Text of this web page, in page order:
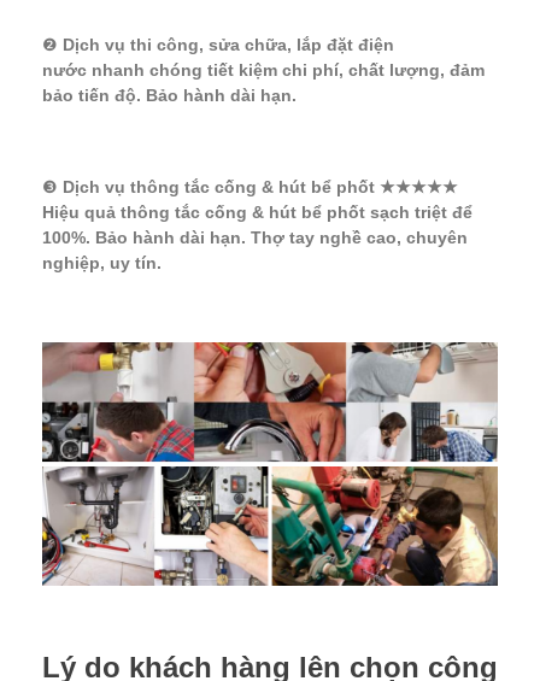
❷ Dịch vụ thi công, sửa chữa, lắp đặt điện
nước nhanh chóng tiết kiệm chi phí, chất lượng, đảm
bảo tiến độ. Bảo hành dài hạn.
❸ Dịch vụ thông tắc cống & hút bể phốt ★★★★★
Hiệu quả thông tắc cống & hút bể phốt sạch triệt để
100%. Bảo hành dài hạn. Thợ tay nghề cao, chuyên
nghiệp, uy tín.
Lý do khách hàng lên chọn công